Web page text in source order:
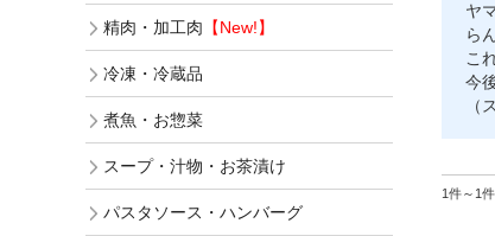
ヤ
ら
こ
今
（
1件～1
精肉・加工肉 【New!】
冷凍・冷蔵品
煮魚・お惣菜
スープ・汁物・お茶漬け
パスタソース・ハンバーグ